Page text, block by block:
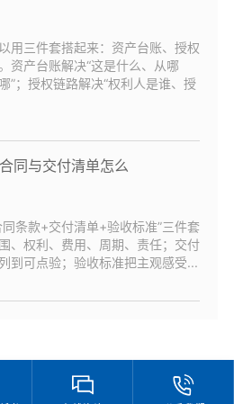
用三件套搭起来：资产台账、授权
资产台账解决“这是什么、从哪
”；授权链路解决“权利人是谁、授
同与交付清单怎么
条款+交付清单+验收标准”三件套
、权利、费用、周期、责任；交付
到可点验；验收标准把主观感受...